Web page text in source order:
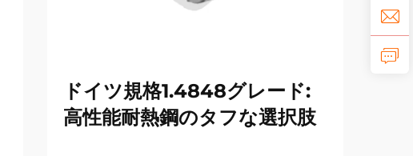
ドイツ規格1.4848グレード:
高性能耐熱鋼のタフな選択肢